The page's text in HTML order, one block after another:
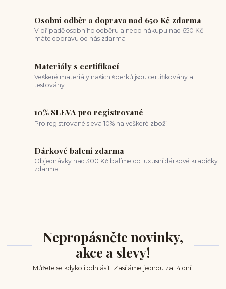
Osobní odběr a doprava nad 650 Kč zdarma
V případě osobního odběru a nebo nákupu nad 650 Kč
máte dopravu od nás zdarma
Materiály s certifikací
Veškeré materiály našich šperků jsou certifikovány a
testovány
10% SLEVA pro registrované
Pro registrované sleva 10% na veškeré zboží
Dárkové balení zdarma
Objednávky nad 300 Kč balíme do luxusní dárkové krabičky
zdarma
Nepropásněte novinky,
akce a slevy!
Můžete se kdykoli odhlásit. Zasíláme jednou za 14 dní.